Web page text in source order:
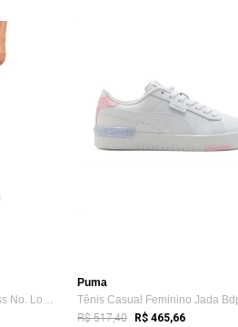
Short Masc Longo Puma Ess No. Logo Jerse...
Puma
R$ 517,40 R$ 465,66